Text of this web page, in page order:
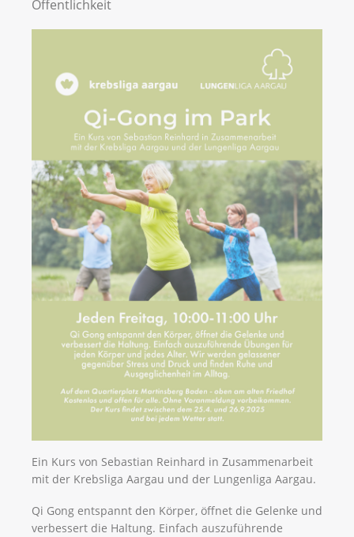
Öffentlichkeit
Ein Kurs von Sebastian Reinhard in Zusammenarbeit
mit der Krebsliga Aargau und der Lungenliga Aargau.
Qi Gong entspannt den Körper, öffnet die Gelenke und
verbessert die Haltung. Einfach auszuführende